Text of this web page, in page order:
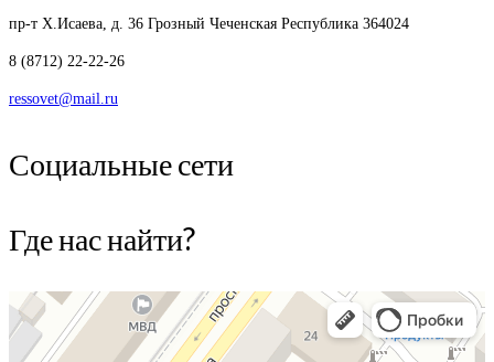
пр-т Х.Исаева, д. 36 Грозный Чеченская Республика 364024
8 (8712) 22-22-26
ressovet@mail.ru
Социальные сети
Где нас найти?